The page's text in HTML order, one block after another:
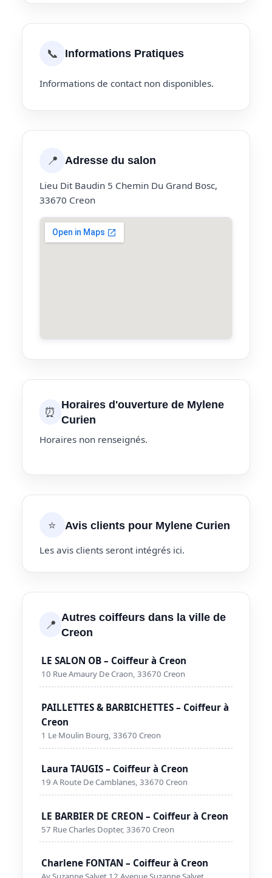
📞 Informations Pratiques
Informations de contact non disponibles.
📍 Adresse du salon
Lieu Dit Baudin 5 Chemin Du Grand Bosc,
33670 Creon
⏰
Horaires d'ouverture de Mylene
Curien
Horaires non renseignés.
⭐ Avis clients pour Mylene Curien
Les avis clients seront intégrés ici.
📍 Autres coiffeurs dans la ville de
Creon
LE SALON OB – Coiffeur à Creon
10 Rue Amaury De Craon, 33670 Creon
PAILLETTES & BARBICHETTES – Coiffeur à
Creon
1 Le Moulin Bourg, 33670 Creon
Laura TAUGIS – Coiffeur à Creon
19 A Route De Camblanes, 33670 Creon
LE BARBIER DE CREON – Coiffeur à Creon
57 Rue Charles Dopter, 33670 Creon
Charlene FONTAN – Coiffeur à Creon